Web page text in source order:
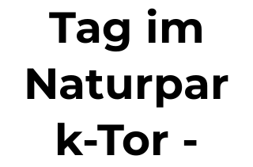
Tag im
Naturpar
k-Tor -